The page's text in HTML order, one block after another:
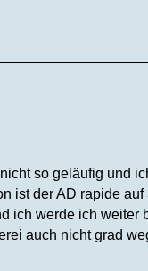
so geläufig und
ist der AD rapide
ich werde ich weiter
auch nicht grad